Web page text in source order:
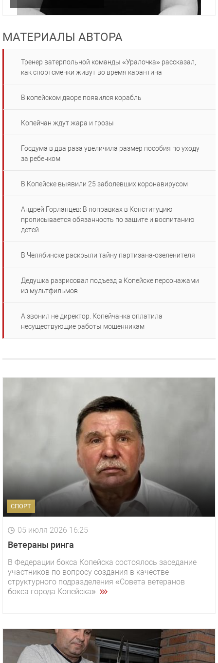
МАТЕРИАЛЫ АВТОРА
Тренер ватерпольной команды «Уралочка» рассказал,
как спортсменки живут во время карантина
В копейском дворе появился корабль
Копейчан ждут жара и грозы
Госдума в два раза увеличила размер пособия по уходу
за ребенком
В Копейске выявили 25 заболевших коронавирусом
Андрей Горланцев: В поправках в Конституцию
прописывается обязанность по защите и воспитанию
детей
В Челябинске раскрыли тайну партизана-озеленителя
Дедушка разрисовал подъезд в Копейске персонажами
из мультфильмов
А звонил не директор. Копейчанка оплатила
несуществующие работы мошенникам
СПОРТ
05 июля 2026 16:25
Ветераны ринга
В Федерации бокса Копейска состоялось заседание
участников по вопросу создания в качестве
структурного подразделения «Совета ветеранов
бокса города Копейска».